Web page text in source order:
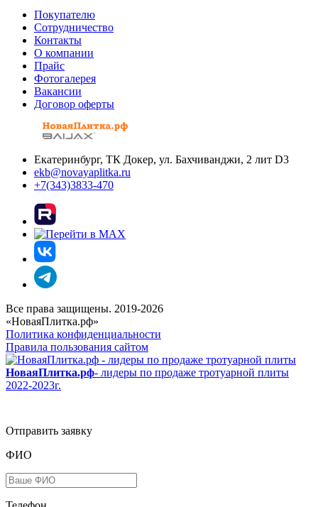
Покупателю
Сотрудничество
Контакты
О компании
Прайс
Фотогалерея
Вакансии
Договор оферты
Екатеринбург, ТК Докер, ул. Бахчиванджи, 2 лит D3
ekb@novayaplitka.ru
+7(343)3833-470
Все права защищены. 2019-2026
«НоваяПлитка.рф»
Политика конфиденциальности
Правила пользования сайтом
НоваяПлитка.рф- лидеры по продаже тротуарной плиты
2022-2023г.
Отправить заявку
ФИО